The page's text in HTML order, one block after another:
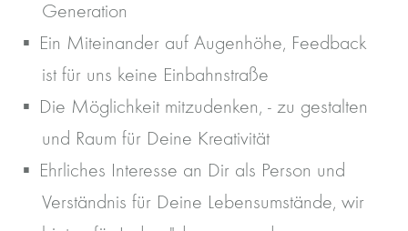
Generation
Ein Miteinander auf Augenhöhe, Feedback
ist für uns keine Einbahnstraße
Die Möglichkeit mitzudenken, - zu gestalten
und Raum für Deine Kreativität
Ehrliches Interesse an Dir als Person und
Verständnis für Deine Lebensumstände, wir